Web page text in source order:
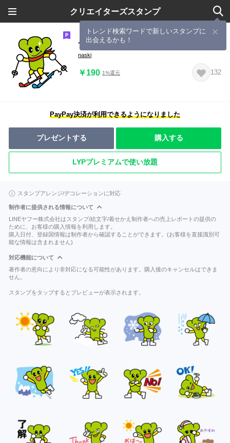
クリエイターズスタンプ
トレンド検索ワードで新しいスタンプに
出会えるかも！
ナスキー
naski
￥190 1%還元 132
PayPay決済が利用できるようになりました
プレゼントする 購入する
LYPプレミアムで使い放題
スタンプアレンジ/デコレーションに対応
制作者に提供される情報について
LINEヤフー株式会社はスタンプ/絵文字/着せかえ制作者への売上レポートの提供の
ために、お客様の購入情報を利用します。
購入日付、登録国情報は制作者から確認することができます。(お客様を直接識別可
能な情報は含まれません)
対応機能について
著作者の意向により非対応になる可能性があります。購入後のキャンセルはできま
せん。
スタンプをタップするとプレビューが表示されます。